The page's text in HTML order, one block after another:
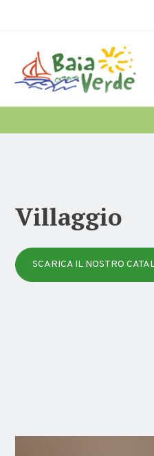
Villaggio
SCARICA IL NOSTRO